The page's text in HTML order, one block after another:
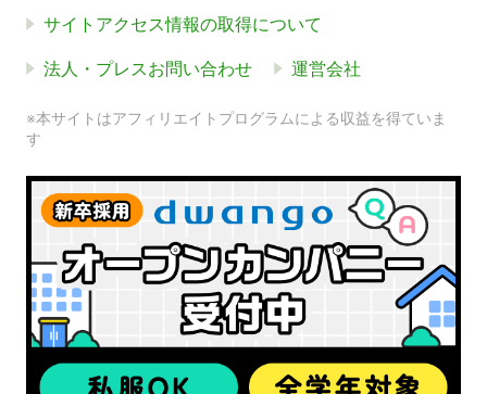
サイトアクセス情報の取得について
法人・プレスお問い合わせ 運営会社
※本サイトはアフィリエイトプログラムによる収益を得ていま
す